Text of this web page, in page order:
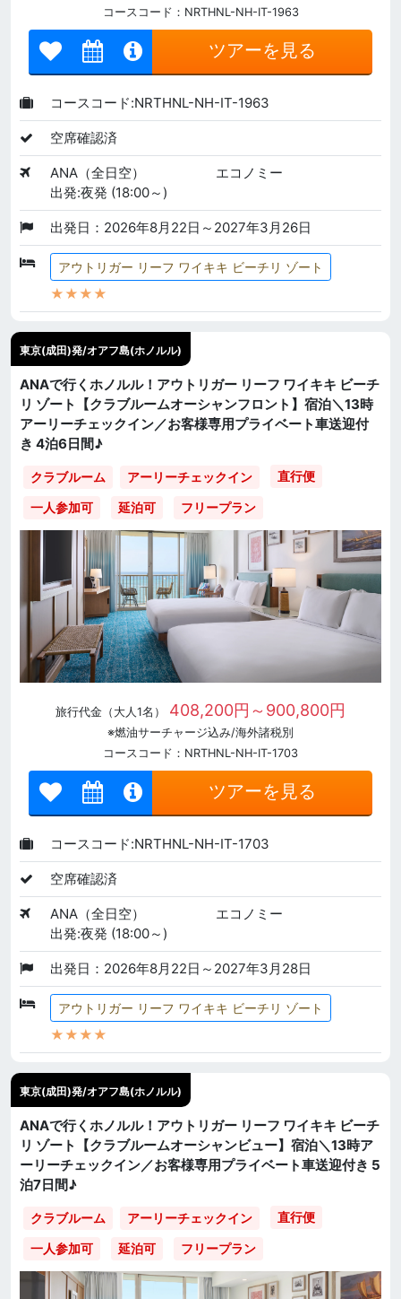
コースコード：NRTHNL-NH-IT-1963
ツアーを見る
コースコード:NRTHNL-NH-IT-1963
空席確認済
ANA（全日空）
エコノミー
出発:夜発 (18:00～)
出発日：2026年8月22日～2027年3月26日
アウトリガー リーフ ワイキキ ビーチリ ゾート
★★★★
東京(成田)発/オアフ島(ホノルル)
ANAで行くホノルル！アウトリガー リーフ ワイキキ ビーチ
リ ゾート【クラブルームオーシャンフロント】宿泊＼13時
アーリーチェックイン／お客様専用プライベート車送迎付
き 4泊6日間♪
クラブルーム アーリーチェックイン 直行便
一人参加可 延泊可 フリープラン
旅行代金（大人1名） 408,200円～900,800円
※燃油サーチャージ込み/海外諸税別
コースコード：NRTHNL-NH-IT-1703
ツアーを見る
コースコード:NRTHNL-NH-IT-1703
空席確認済
ANA（全日空）
エコノミー
出発:夜発 (18:00～)
出発日：2026年8月22日～2027年3月28日
アウトリガー リーフ ワイキキ ビーチリ ゾート
★★★★
東京(成田)発/オアフ島(ホノルル)
ANAで行くホノルル！アウトリガー リーフ ワイキキ ビーチ
リ ゾート【クラブルームオーシャンビュー】宿泊＼13時ア
ーリーチェックイン／お客様専用プライベート車送迎付き 5
泊7日間♪
クラブルーム アーリーチェックイン 直行便
一人参加可 延泊可 フリープラン